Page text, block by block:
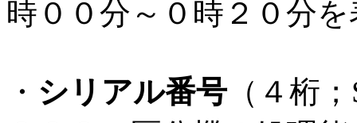
時００分～０時２０分
・ シリアル番号（４桁